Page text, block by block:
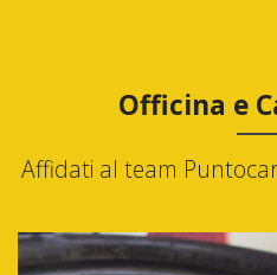
Officina e
Affidati al team